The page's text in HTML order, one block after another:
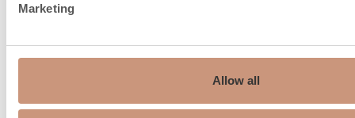
Marketing
Allow all
Peso massimo del tubo
pavimento, dimensioni del
150